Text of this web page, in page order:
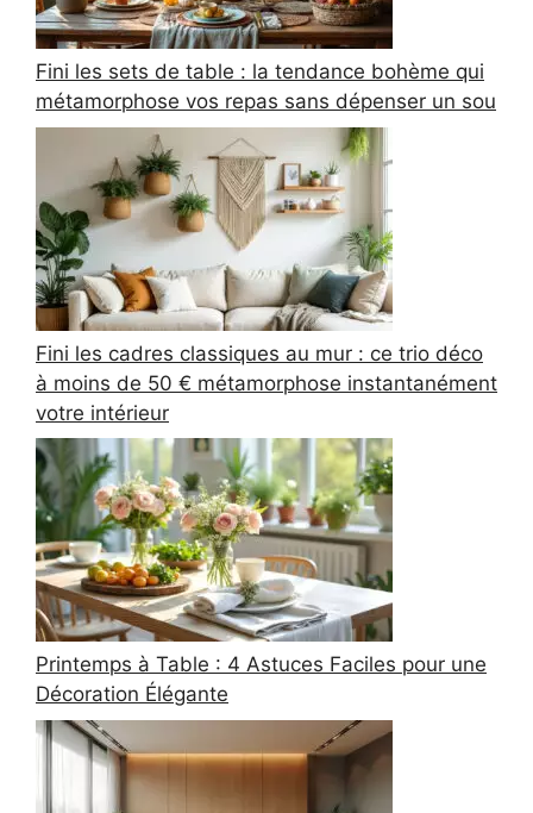
Fini les sets de table : la tendance bohème qui
métamorphose vos repas sans dépenser un sou
Fini les cadres classiques au mur : ce trio déco
à moins de 50 € métamorphose instantanément
votre intérieur
Printemps à Table : 4 Astuces Faciles pour une
Décoration Élégante